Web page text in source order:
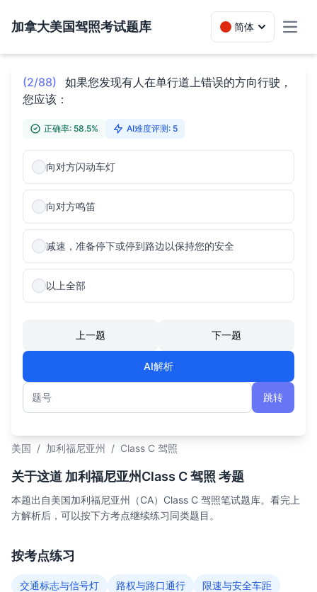
加拿大美国驾照考试题库 简体
(2/88)
如果您发现有人在单行道上错误的方向行驶，
您应该：
正确率: 58.5% AI难度评测: 5
向对方闪动车灯
向对方鸣笛
减速，准备停下或停到路边以保持您的安全
以上全部
上一题 下一题
AI解析
题号
跳转
美国 / 加利福尼亚州 / Class C 驾照
关于这道 加利福尼亚州Class C 驾照 考题
本题出自美国加利福尼亚州（CA）Class C 驾照笔试题库。看完上
方解析后，可以按下方考点继续练习同类题目。
按考点练习
交通标志与信号灯 路权与路口通行
限速与安全车距